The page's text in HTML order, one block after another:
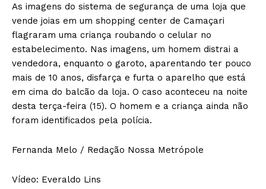
As imagens do sistema de segurança de uma loja que
vende joias em um shopping center de Camaçari
flagraram uma criança roubando o celular no
estabelecimento. Nas imagens, um homem distrai a
vendedora, enquanto o garoto, aparentando ter pouco
mais de 10 anos, disfarça e furta o aparelho que está
em cima do balcão da loja. O caso aconteceu na noite
desta terça-feira (15). O homem e a criança ainda não
foram identificados pela polícia.
Fernanda Melo / Redação Nossa Metrópole
Vídeo: Everaldo Lins